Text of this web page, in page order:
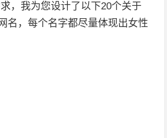
，我为您设计了以下20个关于
名，每个名字都尽量体现出女性